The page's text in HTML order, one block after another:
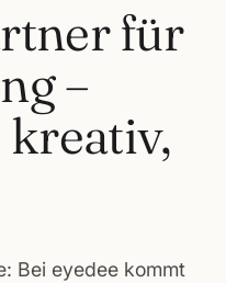
für
–
kreativ,
Bei eyedee kommt